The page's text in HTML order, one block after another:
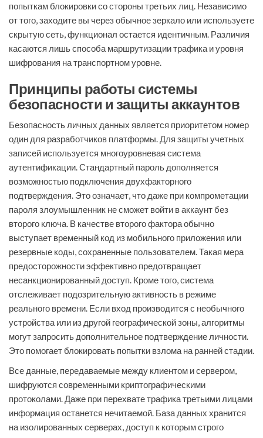
попыткам блокировки со стороны третьих лиц. Независимо
от того, заходите вы через обычное зеркало или используете
скрытую сеть, функционал остается идентичным. Различия
касаются лишь способа маршрутизации трафика и уровня
шифрования на транспортном уровне.
Принципы работы системы
безопасности и защиты аккаунтов
Безопасность личных данных является приоритетом номер
один для разработчиков платформы. Для защиты учетных
записей используется многоуровневая система
аутентификации. Стандартный пароль дополняется
возможностью подключения двухфакторного
подтверждения. Это означает, что даже при компрометации
пароля злоумышленник не сможет войти в аккаунт без
второго ключа. В качестве второго фактора обычно
выступает временный код из мобильного приложения или
резервные коды, сохраненные пользователем. Такая мера
предосторожности эффективно предотвращает
несанкционированный доступ. Кроме того, система
отслеживает подозрительную активность в режиме
реального времени. Если вход производится с необычного
устройства или из другой географической зоны, алгоритмы
могут запросить дополнительное подтверждение личности.
Это помогает блокировать попытки взлома на ранней стадии.
Все данные, передаваемые между клиентом и сервером,
шифруются современными криптографическими
протоколами. Даже при перехвате трафика третьими лицами
информация останется нечитаемой. База данных хранится
на изолированных серверах, доступ к которым строго